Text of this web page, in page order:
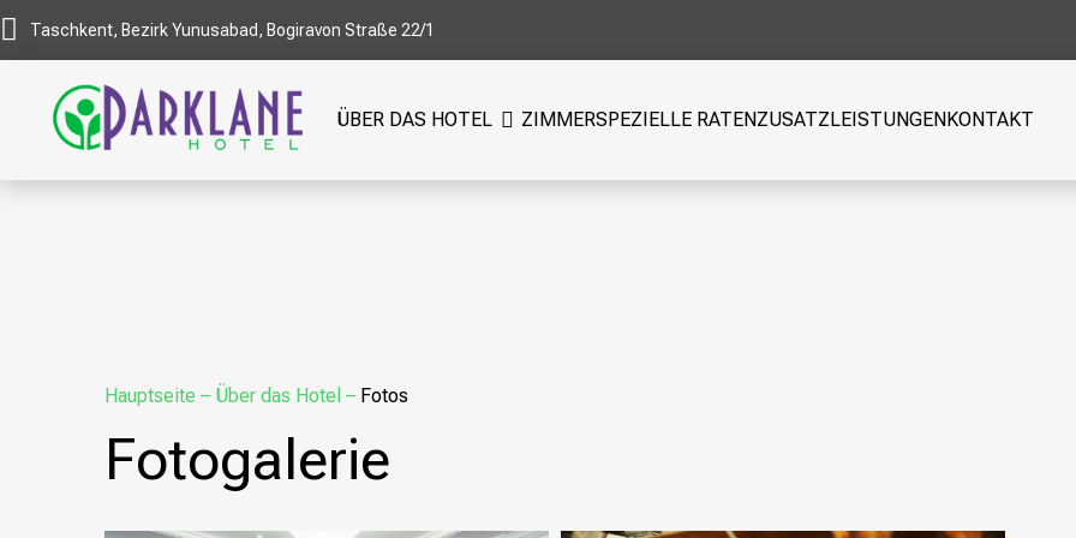
Taschkent, Bezirk Yunusabad, Bogiravon Straße 22/1
ÜBER DAS HOTEL ZIMMERSPEZIELLE RATENZUSATZLEISTUNGENKONTAKT
Hauptseite – Über das Hotel – Fotos
Fotogalerie